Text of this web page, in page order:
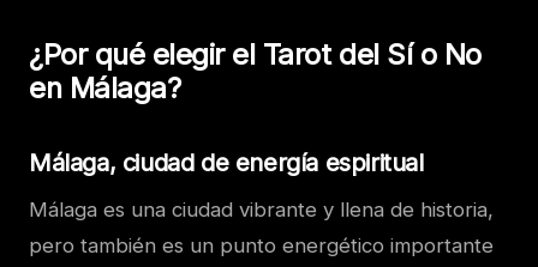
¿Por qué elegir el Tarot del Sí o No
en Málaga?
Málaga, ciudad de energía espiritual
Málaga es una ciudad vibrante y llena de historia,
pero también es un punto energético importante